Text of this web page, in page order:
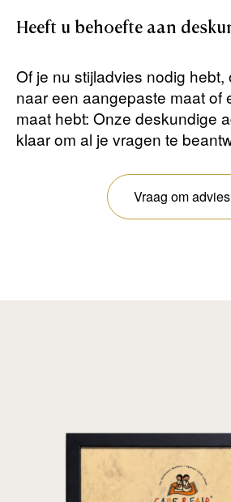
Heeft u behoefte aan
Of je nu stijladvies nodig
naar een aangepaste maat of
maat hebt: Onze deskundige
klaar om al je vragen te
Vraag om advies